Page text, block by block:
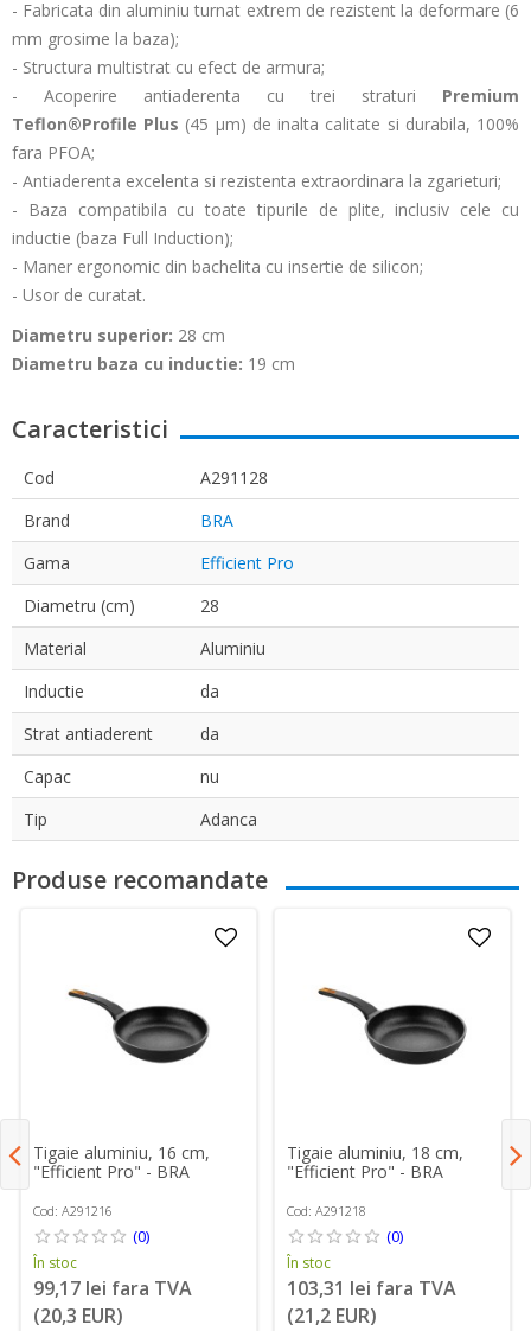
- Fabricata din aluminiu turnat extrem de rezistent la deformare (6
mm grosime la baza);
- Structura multistrat cu efect de armura;
- Acoperire antiaderenta cu trei straturi Premium
Teflon®Profile Plus (45 µm) de inalta calitate si durabila, 100%
fara PFOA;
- Antiaderenta excelenta si rezistenta extraordinara la zgarieturi;
- Baza compatibila cu toate tipurile de plite, inclusiv cele cu
inductie (baza Full Induction);
- Maner ergonomic din bachelita cu insertie de silicon;
- Usor de curatat.
Diametru superior: 28 cm
Diametru baza cu inductie: 19 cm
Caracteristici
Cod
A291128
Brand
BRA
Gama
Efficient Pro
Diametru (cm)
28
Material
Aluminiu
Inductie
da
Strat antiaderent
da
Capac
nu
Tip
Adanca
Produse recomandate
Tigaie aluminiu, 16 cm,
"Efficient Pro" - BRA
Cod: A291216
(0)
În stoc
99,17 lei fara TVA
(20,3 EUR)
Tigaie aluminiu, 18 cm,
"Efficient Pro" - BRA
Cod: A291218
(0)
În stoc
103,31 lei fara TVA
(21,2 EUR)